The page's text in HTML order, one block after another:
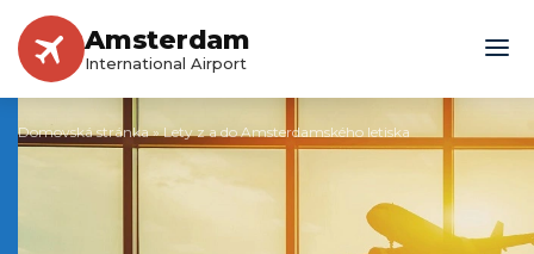
Amsterdam
International Airport
Domovská stránka»Lety z a do Amsterdamského letiska